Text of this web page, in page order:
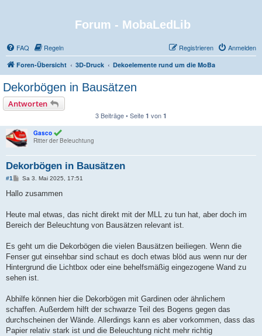
Forum - MobaLedLib
FAQ Regeln Anmelden
Registrieren
Foren-Übersicht 3D-Druck Dekoelemente rund um die MoBa
Dekorbögen in Bausätzen
Antworten
3 Beiträge • Seite 1 von 1
Gasco
Ritter der Beleuchtung
Dekorbögen in Bausätzen
#1
B
i
a
Sa 3. Mai 2025, 17:51
Hallo zusammen
Heute mal etwas, das nicht direkt mit der MLL zu tun hat, aber doch im
Bereich der Beleuchtung von Bausätzen relevant ist.
Es geht um die Dekorbögen die vielen Bausätzen beiliegen. Wenn die
Fenser gut einsehbar sind schaut es doch etwas blöd aus wenn nur der
Hintergrund die Lichtbox oder eine behelfsmäßig eingezogene Wand zu
sehen ist.
Abhilfe können hier die Dekorbögen mit Gardinen oder ähnlichem
schaffen. Außerdem hilft der schwarze Teil des Bogens gegen das
durchscheinen der Wände. Allerdings kann es aber vorkommen, dass das
Papier relativ stark ist und die Beleuchtung nicht mehr richtig